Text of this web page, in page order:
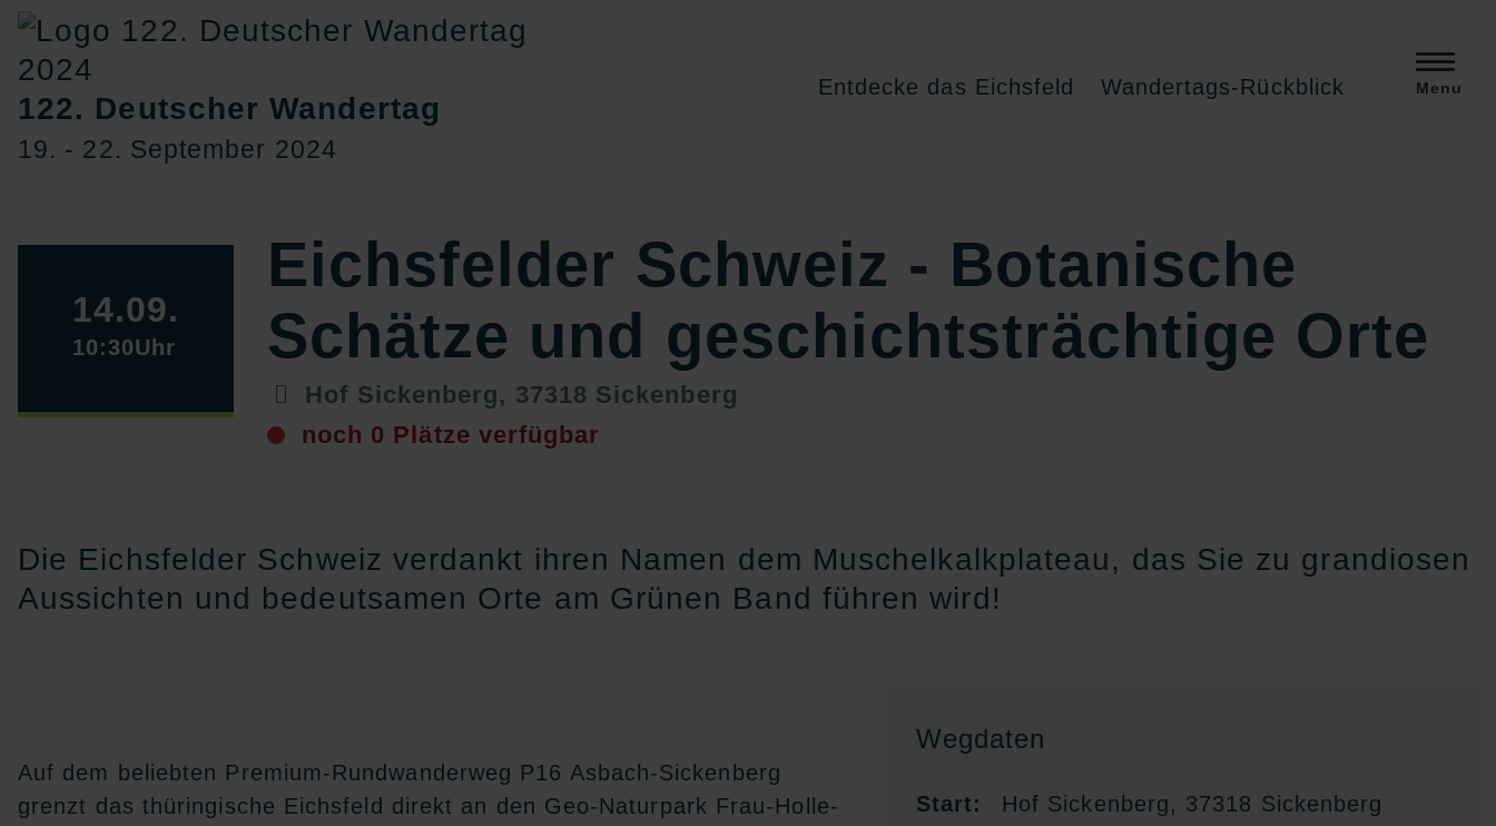
122. Deutscher Wandertag
19. ‐ 22. September 2024
Entdecke das Eichsfeld Wandertags-Rückblick Menu
14.09.
10:30Uhr
Eichsfelder Schweiz - Botanische
Schätze und geschichtsträchtige Orte
Hof Sickenberg, 37318 Sickenberg
noch 0 Plätze verfügbar
Die Eichsfelder Schweiz verdankt ihren Namen dem Muschelkalkplateau, das Sie zu grandiosen
Aussichten und bedeutsamen Orte am Grünen Band führen wird!
Auf dem beliebten Premium-Rundwanderweg P16 Asbach-Sickenberg
grenzt das thüringische Eichsfeld direkt an den Geo-Naturpark Frau-Holle-
Wegdaten
Start:
Hof Sickenberg, 37318 Sickenberg